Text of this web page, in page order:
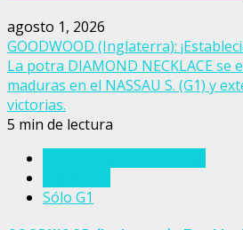
agosto 1, 2026
GOODWOOD (Inglaterra):
La potra DIAMOND NECKLACE se
maduras en el NASSAU S. (G1) y
victorias.
5 min de lectura
Sólo G1